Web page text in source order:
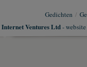
Gedichten /
Internet Ventures Ltd-